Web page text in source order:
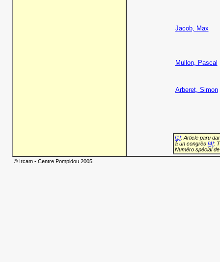
Jacob, Max
Mullon, Pascal
Arberet, Simon
[1]: Article paru
à un congrès [4]:
Numéro spécial
© Ircam - Centre Pompidou 2005.